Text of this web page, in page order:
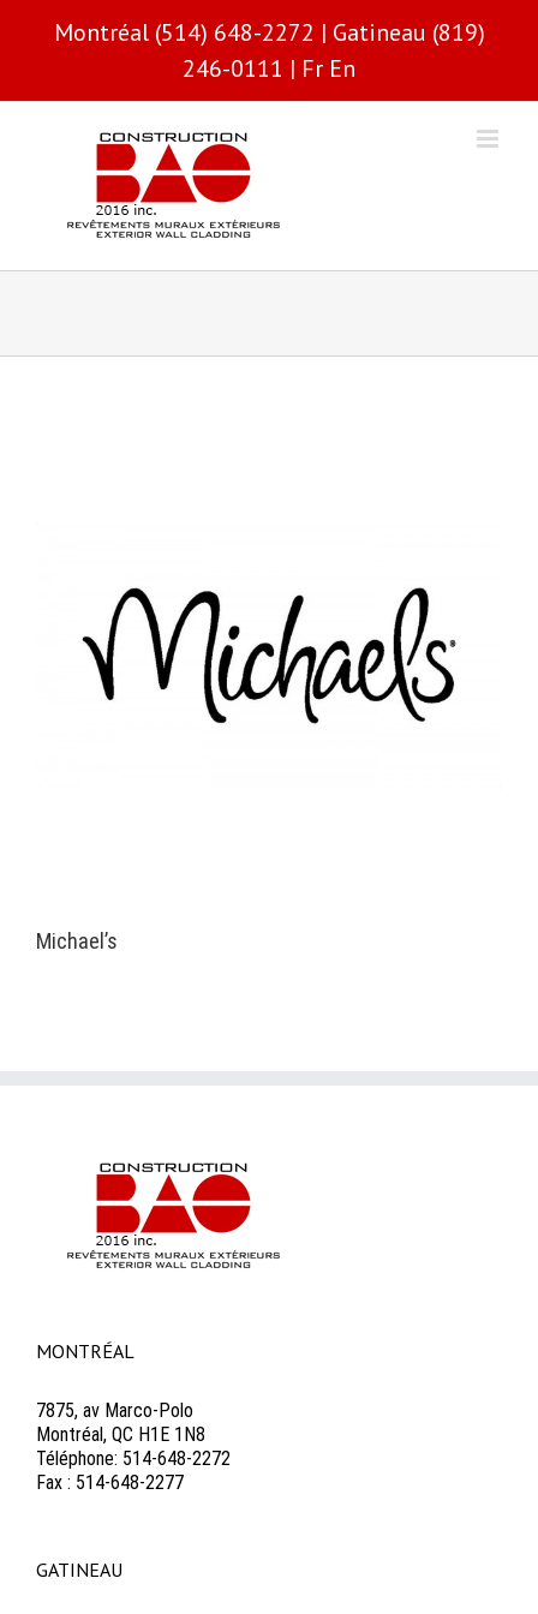
Montréal (514) 648-2272 | Gatineau (819)
246-0111 | Fr En
Michael’s
MONTRÉAL
7875, av Marco-Polo
Montréal, QC H1E 1N8
Téléphone: 514-648-2272
Fax : 514-648-2277
GATINEAU